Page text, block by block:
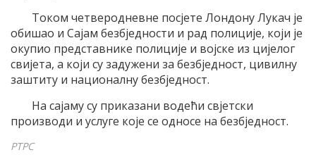
Током четверодневне посјете Лондону Лукач је
обишао и Сајам безбједности и рад полиције, који је
окупио представнике полиције и војске из цијелог
свијета, а који су задужени за безбједност, цивилну
заштиту и националну безбједност.
На сајаму су приказани водећи свјетски
производи и услуге које се односе на безбједност.
РТРС